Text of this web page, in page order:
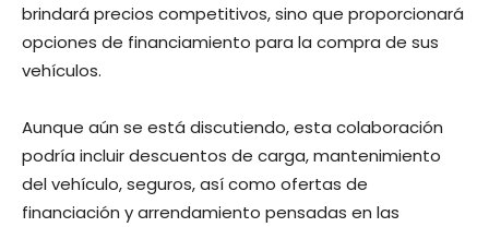
brindará precios competitivos, sino que proporcionará
opciones de financiamiento para la compra de sus
vehículos.
Aunque aún se está discutiendo, esta colaboración
podría incluir descuentos de carga, mantenimiento
del vehículo, seguros, así como ofertas de
financiación y arrendamiento pensadas en las